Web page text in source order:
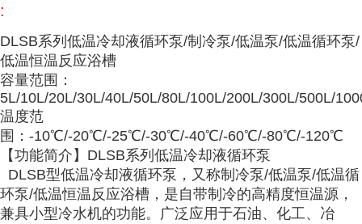
:
DLSB系列低温冷却液循环泵/制冷泵/低温泵/低温循环泵/
低温恒温反应浴槽
容量范围：
5L/10L/20L/30L/40L/50L/80L/100L/200L/300L/500L/
温度范
围：-10℃/-20℃/-25℃/-30℃/-40℃/-60℃/-80℃/-120℃
【功能简介】DLSB系列低温冷却液循环泵
DLSB型低温冷却液循环泵，又称制冷泵/低温泵/低温循
环泵/低温恒温反应浴槽，是自带制冷的高精度恒温源，
兼具小型冷水机的功能。广泛应用于石油、化工、冶